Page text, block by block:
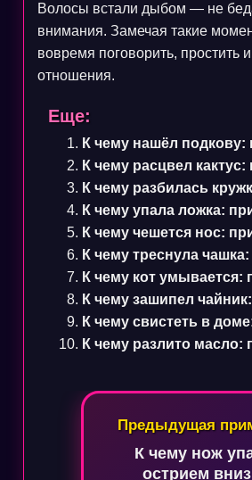
Волосы встали дыбом — не
внимания. Замечая такие
вовремя поговорить, простить
отношения.
Еще:
К чему нашёл подкову:
К чему расцвел
К чему разбилась
К чему упала ложка:
К чему чешется нос:
К чему треснула
К чему кот умывается:
К чему зашипел
К чему свистеть в
К чему разлито масло:
Навигация
Предыдущая
К чему нож
острием